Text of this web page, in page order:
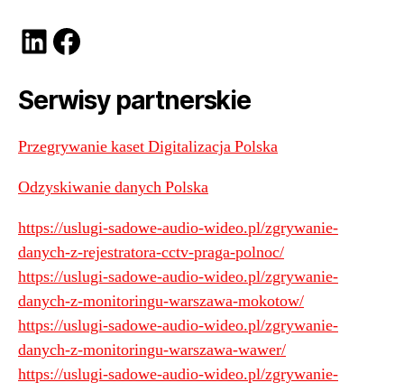
LinkedIn
Facebook
Serwisy partnerskie
Przegrywanie kaset Digitalizacja Polska
Odzyskiwanie danych Polska
https://uslugi-sadowe-audio-wideo.pl/zgrywanie-
danych-z-rejestratora-cctv-praga-polnoc/
https://uslugi-sadowe-audio-wideo.pl/zgrywanie-
danych-z-monitoringu-warszawa-mokotow/
https://uslugi-sadowe-audio-wideo.pl/zgrywanie-
danych-z-monitoringu-warszawa-wawer/
https://uslugi-sadowe-audio-wideo.pl/zgrywanie-